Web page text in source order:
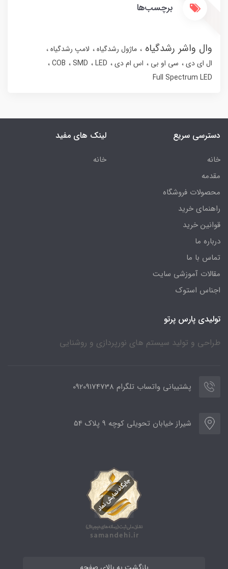
برچسب‌ها
وال واشر رشدگیاه ماژول رشدگیاه
لامپ رشدگیاه
ال ای دی
سی او بی اس ام دی LED
SMD
COB
Full Spectrum LED
دسترسی سریع
خانه
مقدمه
محصولات فروشگاه
راهنمای خرید
قوانین خرید
درباره ما
تماس با ما
مقالات آموزشی سایت
اجناس استوک
لینک های مفید
خانه
تولیدی پارس پرتو
طراحی و تولید سیستم های نورپردازی و روشنایی
پشتیبانی واتساب تلگرام 09209174738
شیراز خیابان تحویلی کوچه 9 پلاک 54